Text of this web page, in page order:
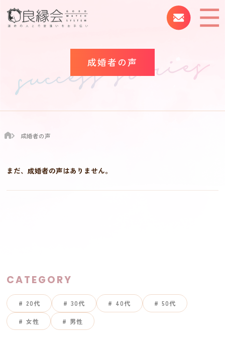
成婚者の声
成婚者の声
まだ、成婚者の声はありません。
CATEGORY
20代 30代 40代 50代
女性 男性